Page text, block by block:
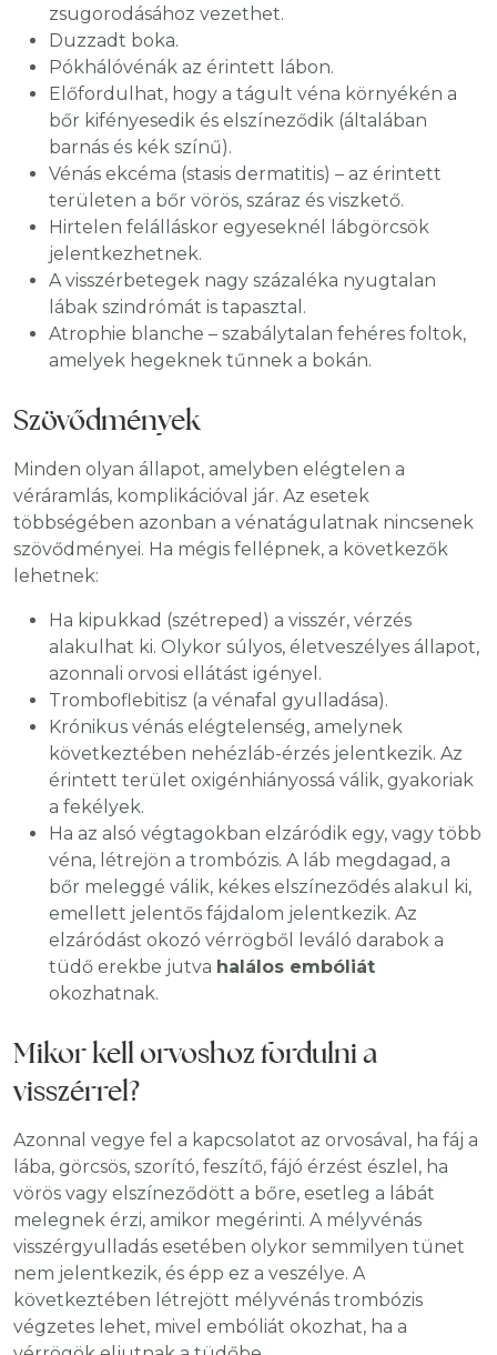
zsugorodásához vezethet.
Duzzadt boka.
Pókhálóvénák az érintett lábon.
Előfordulhat, hogy a tágult véna környékén a
bőr kifényesedik és elszíneződik (általában
barnás és kék színű).
Vénás ekcéma (stasis dermatitis) – az érintett
területen a bőr vörös, száraz és viszkető.
Hirtelen felálláskor egyeseknél lábgörcsök
jelentkezhetnek.
A visszérbetegek nagy százaléka nyugtalan
lábak szindrómát is tapasztal.
Atrophie blanche – szabálytalan fehéres foltok,
amelyek hegeknek tűnnek a bokán.
Szövődmények
Minden olyan állapot, amelyben elégtelen a
véráramlás, komplikációval jár. Az esetek
többségében azonban a vénatágulatnak nincsenek
szövődményei. Ha mégis fellépnek, a következők
lehetnek:
Ha kipukkad (szétreped) a visszér, vérzés
alakulhat ki. Olykor súlyos, életveszélyes állapot,
azonnali orvosi ellátást igényel.
Tromboflebitisz (a vénafal gyulladása).
Krónikus vénás elégtelenség, amelynek
következtében nehézláb-érzés jelentkezik. Az
érintett terület oxigénhiányossá válik, gyakoriak
a fekélyek.
Ha az alsó végtagokban elzáródik egy, vagy több
véna, létrejön a trombózis. A láb megdagad, a
bőr meleggé válik, kékes elszíneződés alakul ki,
emellett jelentős fájdalom jelentkezik. Az
elzáródást okozó vérrögből leváló darabok a
tüdő erekbe jutva halálos embóliát
okozhatnak.
Mikor kell orvoshoz fordulni a
visszérrel?
Azonnal vegye fel a kapcsolatot az orvosával, ha fáj a
lába, görcsös, szorító, feszítő, fájó érzést észlel, ha
vörös vagy elszíneződött a bőre, esetleg a lábát
melegnek érzi, amikor megérinti. A mélyvénás
visszérgyulladás esetében olykor semmilyen tünet
nem jelentkezik, és épp ez a veszélye. A
következtében létrejött mélyvénás trombózis
végzetes lehet, mivel embóliát okozhat, ha a